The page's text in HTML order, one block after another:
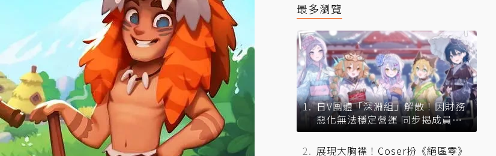
最多瀏覽
日V團體「深淵組」解散！因財務
惡化無法穩定營運 同步揭成員未
來去向
展現大胸襟！Coser扮《絕區零》